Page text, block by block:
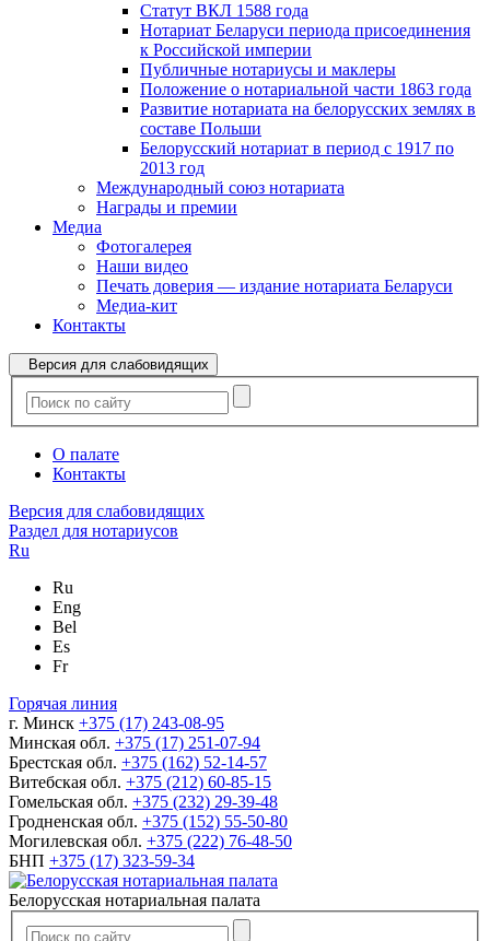
Статут ВКЛ 1588 года
Нотариат Беларуси периода присоединения
к Российской империи
Публичные нотариусы и маклеры
Положение о нотариальной части 1863 года
Развитие нотариата на белорусских землях в
составе Польши
Белорусский нотариат в период с 1917 по
2013 год
Международный союз нотариата
Награды и премии
Медиа
Фотогалерея
Наши видео
Печать доверия — издание нотариата Беларуси
Медиа-кит
Контакты
Версия для слабовидящих
О палате
Контакты
Версия для слабовидящих
Раздел для нотариусов
Ru
Ru
Eng
Bel
Es
Fr
Горячая линия
г. Минск +375 (17) 243-08-95
Минская обл. +375 (17) 251-07-94
Брестская обл. +375 (162) 52-14-57
Витебская обл. +375 (212) 60-85-15
Гомельская обл. +375 (232) 29-39-48
Гродненская обл. +375 (152) 55-50-80
Могилевская обл. +375 (222) 76-48-50
БНП +375 (17) 323-59-34
Белорусская нотариальная палата